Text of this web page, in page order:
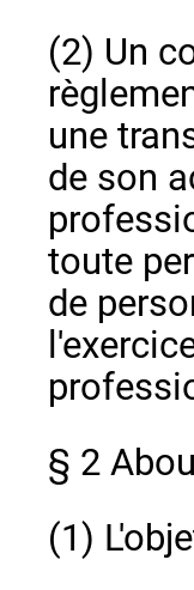
(2) Un
une
de son
toute
de
§ 2
(1)